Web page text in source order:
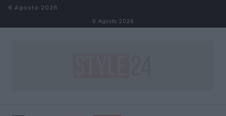
Salta al contenuto
6 Agosto 2026
6 Agosto 2026